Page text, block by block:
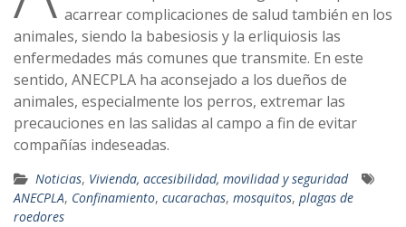
acarrear complicaciones de salud también en los
animales, siendo la babesiosis y la erliquiosis las
enfermedades más comunes que transmite. En este
sentido, ANECPLA ha aconsejado a los dueños de
animales, especialmente los perros, extremar las
precauciones en las salidas al campo a fin de evitar
compañías indeseadas.
Noticias, Vivienda, accesibilidad, movilidad y seguridad
ANECPLA, Confinamiento, cucarachas, mosquitos, plagas de
roedores